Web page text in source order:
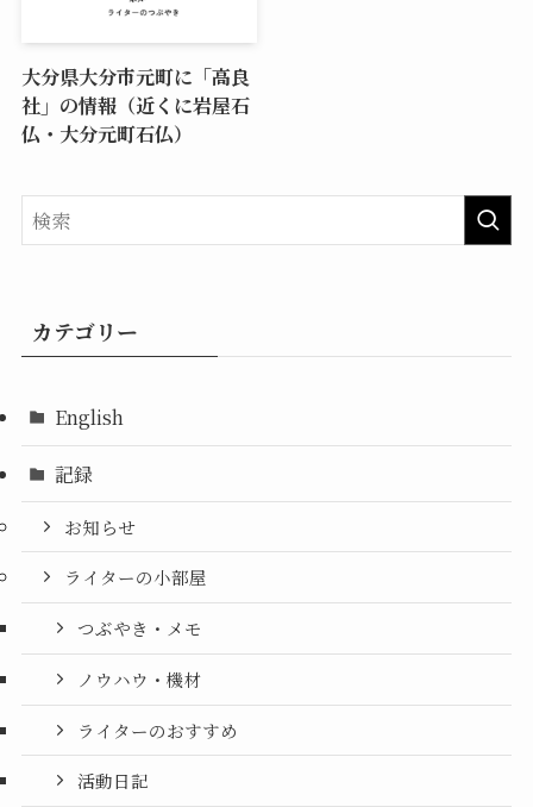
大分県大分市元町に「高良
社」の情報（近くに岩屋石
仏・大分元町石仏）
カテゴリー
English
記録
お知らせ
ライターの小部屋
つぶやき・メモ
ノウハウ・機材
ライターのおすすめ
活動日記